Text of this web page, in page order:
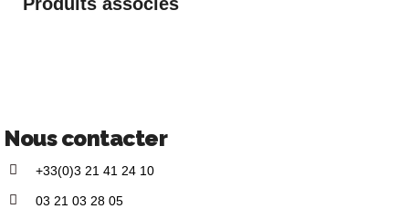
Nous contacter
+33(0)3 21 41 24 10
03 21 03 28 05